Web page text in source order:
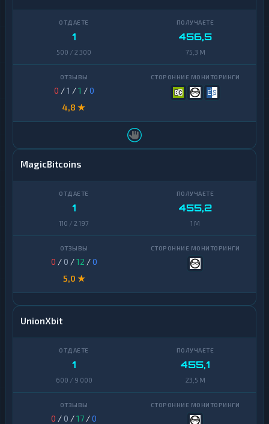
1
500 / 2 300
456,5
75,3 M
0 /1 /1 /0
4,8 ★
MagicBitcoins
1
110 / 2 197
455,2
1 M
0 / 0 /12 /0
5,0 ★
UnionXbit
1
600 / 9 000
455,1
23,5 M
0 / 0 /17 /0
Waves1
Yearn